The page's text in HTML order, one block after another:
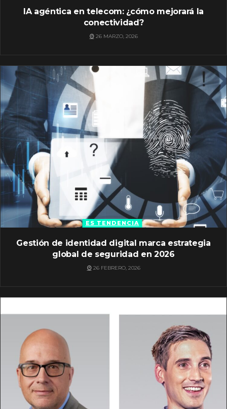
IA agéntica en telecom: ¿cómo mejorará la
conectividad?
26 MARZO, 2026
ES TENDENCIA
Gestión de identidad digital marca estrategia
global de seguridad en 2026
26 FEBRERO, 2026